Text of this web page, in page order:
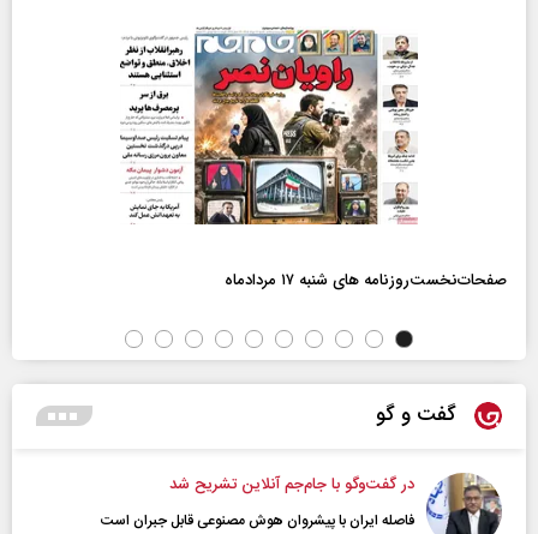
صفحات‌نخست‌روزنامه ها‌ی شنبه ۱۷ مردادماه
گفت و گو
در گفت‌و‌گو با جام‌جم آنلاین تشریح شد
فاصله ایران با پیشرو‌ان هوش مصنوعی قابل جبران است